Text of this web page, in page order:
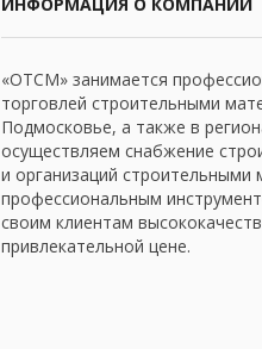
«ОТСМ» занимается
торговлей строительными
Подмосковье, а также в
осуществляем снабжение
и организаций строительными
профессиональным
своим клиентам
привлекательной цене.